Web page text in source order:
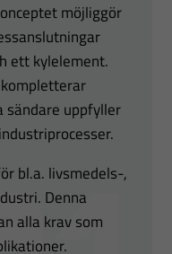
möjliggör
ett kylelement.
sändare uppfyller
bl.a. livsmedels-,
Denna
alla krav som